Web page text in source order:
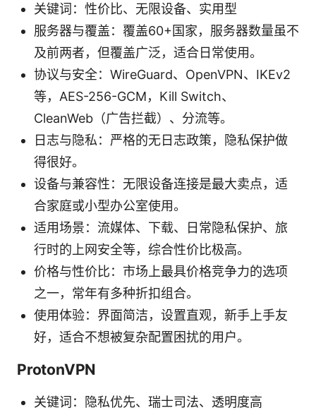
关键词：性价比、无限设备、实用型
服务器与覆盖：覆盖60+国家，服务器数量虽不
及前两者，但覆盖广泛，适合日常使用。
协议与安全：WireGuard、OpenVPN、IKEv2
等，AES-256-GCM，Kill Switch、
CleanWeb（广告拦截）、分流等。
日志与隐私：严格的无日志政策，隐私保护做
得很好。
设备与兼容性：无限设备连接是最大卖点，适
合家庭或小型办公室使用。
适用场景：流媒体、下载、日常隐私保护、旅
行时的上网安全等，综合性价比极高。
价格与性价比：市场上最具价格竞争力的选项
之一，常年有多种折扣组合。
使用体验：界面简洁，设置直观，新手上手友
好，适合不想被复杂配置困扰的用户。
ProtonVPN
关键词：隐私优先、瑞士司法、透明度高